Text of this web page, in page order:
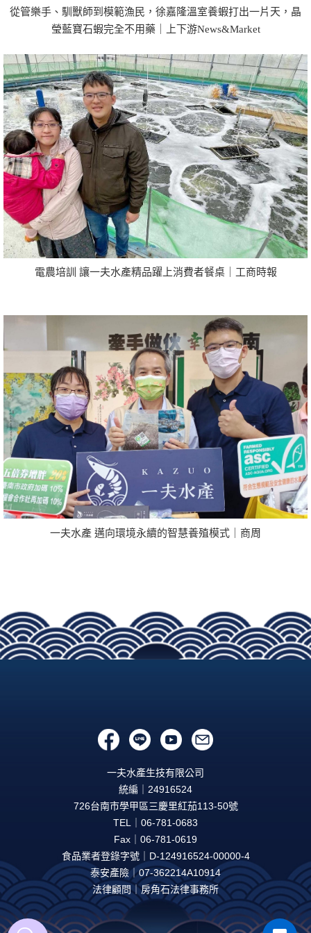
從管樂手、馴獸師到模範漁民，徐嘉隆溫室養蝦打出一片天，晶
瑩藍寶石蝦完全不用藥｜上下游News&Market
電農培訓 讓一夫水產精品躍上消費者餐桌｜工商時報
一夫水產 邁向環境永續的智慧養殖模式｜商周
一夫水產生技有限公司
統編｜24916524
726台南市學甲區三慶里紅茄113-50號
TEL｜06-781-0683
Fax｜06-781-0619
食品業者登錄字號｜D-124916524-00000-4
泰安產險｜07-362214A10914
法律顧問｜房角石法律事務所